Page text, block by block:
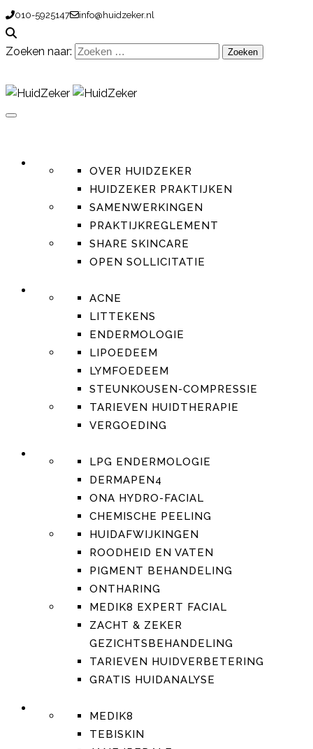
010-5925147 info@huidzeker.nl
Zoeken naar:
OVER HUIDZEKER
HUIDZEKER PRAKTIJKEN
SAMENWERKINGEN
PRAKTIJKREGLEMENT
SHARE SKINCARE
OPEN SOLLICITATIE
ACNE
LITTEKENS
ENDERMOLOGIE
LIPOEDEEM
LYMFOEDEEM
STEUNKOUSEN-COMPRESSIE
TARIEVEN HUIDTHERAPIE
VERGOEDING
LPG ENDERMOLOGIE
DERMAPEN4
ONA HYDRO-FACIAL
CHEMISCHE PEELING
HUIDAFWIJKINGEN
ROODHEID EN VATEN
PIGMENT BEHANDELING
ONTHARING
MEDIK8 EXPERT FACIAL
ZACHT & ZEKER
GEZICHTSBEHANDELING
TARIEVEN HUIDVERBETERING
GRATIS HUIDANALYSE
MEDIK8
TEBISKIN